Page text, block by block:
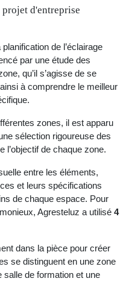
d'entreprise
de l’éclairage
par une étude des
qu’il s’agisse de se
à comprendre le meilleur
zones, il est apparu
sélection rigoureuse des
l’objectif de chaque zone.
entre les éléments,
et leurs spécifications
de chaque espace. Pour
Agresteluz a utilisé 4
dans la pièce pour créer
se distinguent en une zone
salle de formation et une